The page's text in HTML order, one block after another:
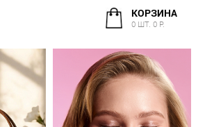
КОРЗИНА
0 ШТ. 0 Р.